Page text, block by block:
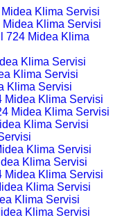
Klima Servisi
Midea Klima Servisi
724 Midea Klima
Klima Servisi
Klima Servisi
Klima Servisi
Midea Klima Servisi
Midea Klima Servisi
Klima Servisi
Klima Servisi
Klima Servisi
Midea Klima Servisi
Klima Servisi
Klima Servisi
Klima Servisi